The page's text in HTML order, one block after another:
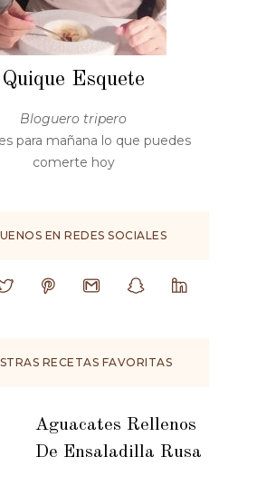
Quique Esquete
Bloguero tripero
para mañana lo que puedes
comerte hoy
EN REDES SOCIALES
RECETAS FAVORITAS
Aguacates Rellenos
De Ensaladilla Rusa